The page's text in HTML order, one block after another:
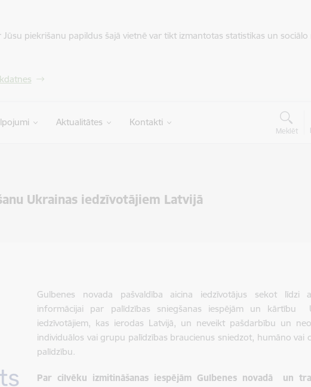
piekrišanu papildus šajā vietnē var tikt izmantotas statistikas un
Aktualitātes Kontakti
Meklēt
Ukrainas iedzīvotājiem Latvijā
Gulbenes novada pašvaldība aicina iedzīvotājus sekot līdzi
informācijai par palīdzības sniegšanas iespējām un kārtību
iedzīvotājiem, kas ierodas Latvijā, un neveikt pašdarbību un
individuālos vai grupu palīdzības braucienus sniedzot, humāno vai
palīdzību.
Par cilvēku izmitināšanas iespējām Gulbenes novadā un